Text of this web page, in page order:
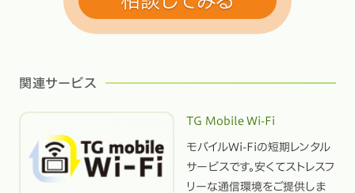
関連サービス
TG Mobile Wi-Fi
モバイルWi-Fiの短期レンタル
サービスです。安くてストレスフ
リーな通信環境をご提供しま